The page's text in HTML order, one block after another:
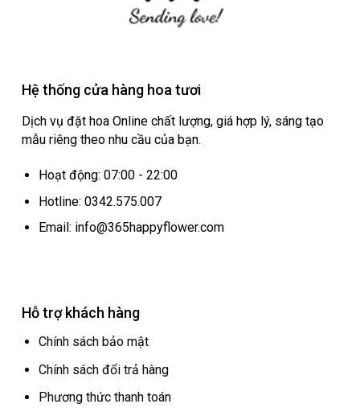
Hệ thống cửa hàng hoa tươi
Dịch vụ đặt hoa Online chất lượng, giá hợp lý, sáng tạo
mẫu riêng theo nhu cầu của bạn.
Hoạt động: 07:00 - 22:00
Hotline: 0342.575.007
Email: info@365happyflower.com
Hỗ trợ khách hàng
Chính sách bảo mật
Chính sách đổi trả hàng
Phương thức thanh toán